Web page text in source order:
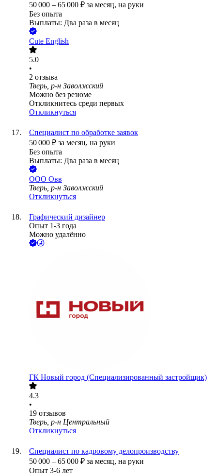
50 000 – 65 000 ₽ за месяц, на руки
Без опыта
Выплаты: Два раза в месяц
Cute English
5.0
•
2 отзыва
Тверь, р-н Заволжский
Можно без резюме
Откликнитесь среди первых
Откликнуться
Специалист по обработке заявок
50 000 ₽ за месяц, на руки
Без опыта
Выплаты: Два раза в месяц
ООО Овв
Тверь, р-н Заволжский
Откликнуться
Графический дизайнер
Опыт 1-3 года
Можно удалённо
ГК Новый город (Специализированный застройщик)
4.3
•
19 отзывов
Тверь, р-н Центральный
Откликнуться
Специалист по кадровому делопроизводству
50 000 – 65 000 ₽ за месяц, на руки
Опыт 3-6 лет